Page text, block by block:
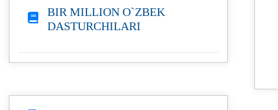
BIR MILLION O`ZBEK
DASTURCHILARI